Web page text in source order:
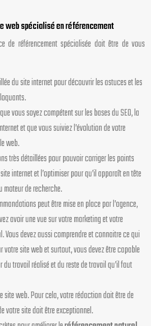
web spécialisé en référencement
de référencement spécialisée doit être de vous
du site internet pour découvrir les astuces et les
vous soyez compétent sur les bases du SEO, la
et que vous suiviez l’évolution de votre
web.
très détaillées pour pouvoir corriger les points
internet et l’optimiser pour qu’il apparaît en tête
de recherche.
peut être mise en place par l’agence,
avoir une vue sur votre marketing et votre
Vous devez aussi comprendre et connaitre ce qui
votre site web et surtout, vous devez être capable
du travail réalisé et du reste de travail qu’il faut
site web. Pour cela, votre rédaction doit être de
votre site doit être exceptionnel.